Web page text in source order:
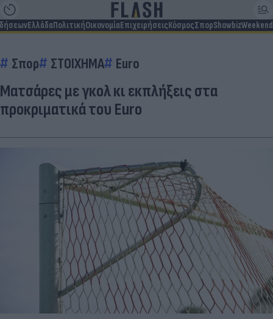
ΕλλάδαΠολιτικήΟικονομίαΕπιχειρήσειςΚόσμοςΣπορShowbizWeekend
Σπορ ΣΤΟΙΧΗΜΑ Euro
Ματσάρες με γκολ κι εκπλήξεις στα
προκριματικά του Euro